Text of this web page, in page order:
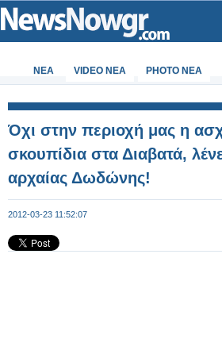
ΝΕΑ VIDEO NEA PHOTO NEA
Όχι στην περιοχή μας η
σκουπίδια στα Διαβατά,
αρχαίας Δωδώνης!
2012-03-23 11:52:07